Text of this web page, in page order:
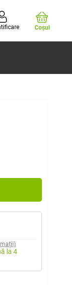
Coşul
la 4